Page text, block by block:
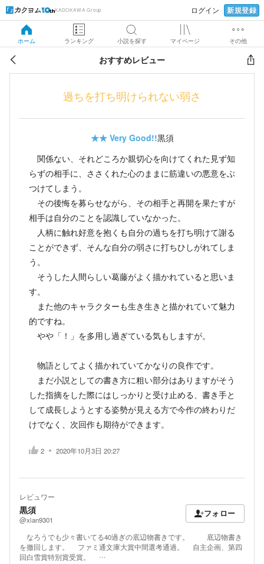
KADOKAWA Group ログイン 新規登録
ホーム ランキング 小説を探す マイページ その他
おすすめレビュー
過ちを打ち明けられない弱さ
★★ Very Good!!黒須
関係ない、それどころか親切心を向けてくれた見ず知
らずの相手に、ささくれた心のままに筋違いの悪意をぶ
つけてしまう。
その後悔を募らせながら、その相手と再開を果たすが
相手は自分のことを認識していなかった。
人柄に触れ好意を抱くも自分の過ちを打ち明けて謝る
ことができず、そんな自分の弱さに打ちひしがれてしま
う。
そうした人間らしい葛藤がよく描かれていると思いま
す。
また他のキャラクターも生き生きと描かれていて魅力
的ですね。
やや「！」を多用し過ぎている気もしますが。
物語としてよく描かれていてかなりの良作です。
まだ小説としての書き方に粗い部分はありますがそう
した指摘をした際にはしっかりと受け止める、書き手と
して成長しようとする姿勢が見える方で今作の終わりだ
けでなく、次回作も期待ができます。
2 2020年10月3日 20:27
レビュワー
黒須
@xian9301
フォロー
なろうでも少々書いてる40過ぎの底辺物書きです。 底辺物書き
を撤回します。 ファミ通文庫大賞中間選考通過。 自主企画、第四
回白雪賞特別賞受賞。 …